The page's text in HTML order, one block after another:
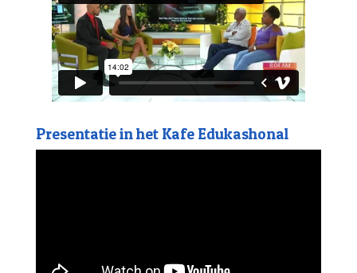
Presentatie in het Kafe Edukashonal